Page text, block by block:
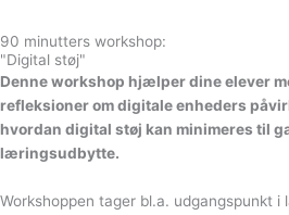
90 minutters workshop:
"Digital støj"
Denne workshop hjælper dine elever
refleksioner om digitale enheders
hvordan digital støj kan minimeres til
læringsudbytte.
Workshoppen tager bl.a. udgangspunkt